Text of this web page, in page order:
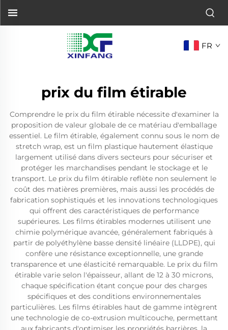
FR
prix du film étirable
Comprendre le prix du film étirable nécessite d'examiner la
proposition de valeur globale de ce matériau d'emballage
essentiel. Le film étirable, également connu sous le nom de
stretch wrap, est un film plastique hautement élastique
largement utilisé dans divers secteurs pour sécuriser et
protéger les marchandises pendant le stockage et le
transport. Le prix du film étirable reflète non seulement le
coût des matières premières, mais aussi les procédés de
fabrication sophistiqués et les innovations technologiques
qui offrent des caractéristiques de performance
supérieures. Les films étirables modernes utilisent une
chimie polymérique avancée, généralement fabriqués à
partir de polyéthylène basse densité linéaire (LLDPE), qui
confère une résistance exceptionnelle, une grande
transparence et une élasticité remarquable. Le prix du film
étirable varie selon l'épaisseur, allant de 12 à 30 microns,
chaque spécification étant conçue pour des charges
spécifiques et des conditions environnementales
particulières. Les films étirables haut de gamme intègrent
une technologie de co-extrusion multicouche, permettant